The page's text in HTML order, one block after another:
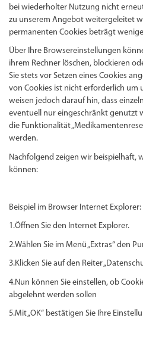
bei wiederholter Nutzung nicht
zu unserem Angebot weitergeleitet
permanenten Cookies beträgt wenige
Über Ihre Browsereinstellungen
ihrem Rechner löschen, blockieren
Sie stets vor Setzen eines Cookies
von Cookies ist nicht erforderlich um
weisen jedoch darauf hin, dass
eventuell nur eingeschränkt genutzt
die Funktionalität
werden.
Nachfolgend zeigen wir beispielhaft,
können:
Beispiel im Browser Internet Explorer:
1.Öffnen Sie den Internet Explorer.
2.Wählen Sie im Menü „Extras“ den
3.Klicken Sie auf den Reiter
4.Nun können Sie einstellen, ob
abgelehnt werden sollen
5.Mit „OK“ bestätigen Sie Ihre